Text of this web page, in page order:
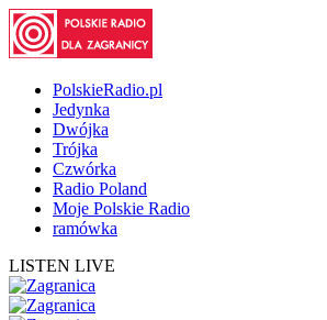
PolskieRadio.pl
Jedynka
Dwójka
Trójka
Czwórka
Radio Poland
Moje Polskie Radio
ramówka
LISTEN LIVE